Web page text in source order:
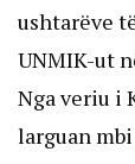
ushtarëve
UNMIK-ut
Nga veriu i
larguan